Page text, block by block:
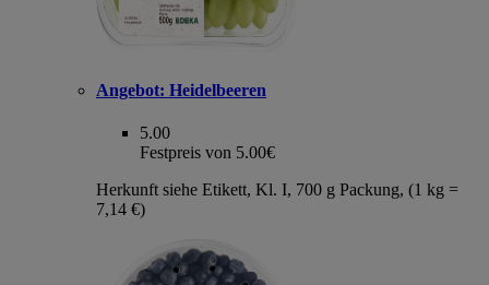
Angebot: Heidelbeeren
5.00
Festpreis von 5.00€
Herkunft siehe Etikett, Kl. I, 700 g Packung, (1 kg =
7,14 €)